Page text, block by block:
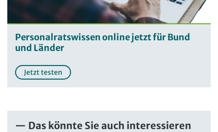
Personalratswissen online jetzt für Bund
und Länder
Jetzt testen
Das könnte Sie auch interessieren